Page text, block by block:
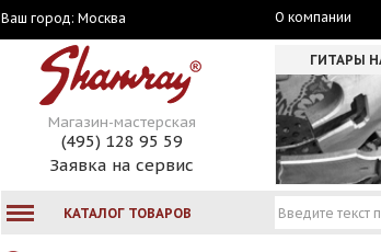
Ваш город: Москва О компании
Магазин-мастерская
(495) 128 95 59
Заявка на сервис
ГИТАРЫ
КАТАЛОГ ТОВАРОВ